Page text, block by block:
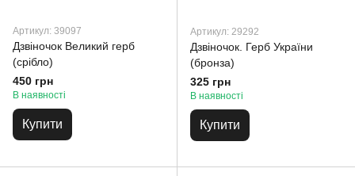
Артикул: 39097
Дзвіночок Великий герб
(срібло)
450 грн
В наявності
Купити
Артикул: 29292
Дзвіночок. Герб України
(бронза)
325 грн
В наявності
Купити